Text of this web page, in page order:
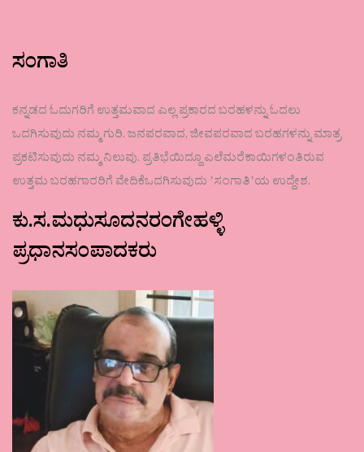
ಸಂಗಾತಿ
ಕನ್ನಡದ ಓದುಗರಿಗೆ ಉತ್ತಮವಾದ ಎಲ್ಲ ಪ್ರಕಾರದ ಬರಹಳನ್ನು ಓದಲು
ಒದಗಿಸುವುದು ನಮ್ಮ ಗುರಿ. ಜನಪರವಾದ, ಜೀವಪರವಾದ ಬರಹಗಳನ್ನು ಮಾತ್ರ
ಪ್ರಕಟಿಸುವುದು ನಮ್ಮ ನಿಲುವು. ಪ್ರತಿಭೆಯಿದ್ದೂ ಎಲೆಮರೆಕಾಯಿಗಳಂತಿರುವ
ಉತ್ತಮ ಬರಹಗಾರರಿಗೆ ವೇದಿಕೆಒದಗಿಸುವುದು ʼಸಂಗಾತಿʼಯ ಉದ್ದೇಶ.
ಕು.ಸ.ಮಧುಸೂದನರಂಗೇಹಳ್ಳಿ
ಪ್ರಧಾನಸಂಪಾದಕರು